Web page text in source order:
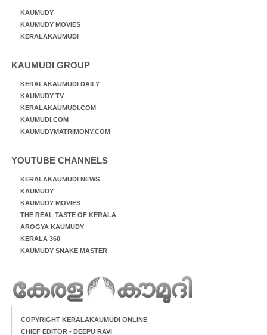
KAUMUDY
KAUMUDY MOVIES
KERALAKAUMUDI
KAUMUDI GROUP
KERALAKAUMUDI DAILY
KAUMUDY TV
KERALAKAUMUDI.COM
KAUMUDI.COM
KAUMUDYMATRIMONY.COM
YOUTUBE CHANNELS
KERALAKAUMUDI NEWS
KAUMUDY
KAUMUDY MOVIES
THE REAL TASTE OF KERALA
AROGYA KAUMUDY
KERALA 360
KAUMUDY SNAKE MASTER
COPYRIGHT KERALAKAUMUDI ONLINE
CHIEF EDITOR - DEEPU RAVI